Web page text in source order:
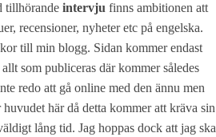
tillhörande intervju finns ambitionen att
recensioner, nyheter etc på engelska.
till min blogg. Sidan kommer endast
som publiceras där kommer således
redo att gå online med den ännu men
här då detta kommer att kräva sin
lång tid. Jag hoppas dock att jag ska